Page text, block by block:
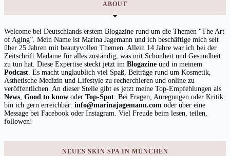
ABOUT
Welcome bei Deutschlands erstem Blogazine rund um die Themen “The Art
of Aging”. Mein Name ist Marina Jagemann und ich beschäftige mich seit
über 25 Jahren mit beautyvollen Themen. Allein 14 Jahre war ich bei der
Zeitschrift Madame für alles zuständig, was mit Schönheit und Gesundheit
zu tun hat. Diese Expertise steckt jetzt im Blogazine und in meinem
Podcast. Es macht unglaublich viel Spaß, Beiträge rund um Kosmetik,
Ästhetische Medizin und Lifestyle zu recherchieren und online zu
veröffentlichen. An dieser Stelle gibt es jetzt meine Top-Empfehlungen als
News, Good to know oder Top-Spot. Bei Fragen, Anregungen oder Kritik
bin ich gern erreichbar: info@marinajagemann.com oder über eine
Message bei Facebook oder Instagram. Viel Freude beim lesen, teilen,
followen!
NEUES SKIN SPA IN MÜNCHEN